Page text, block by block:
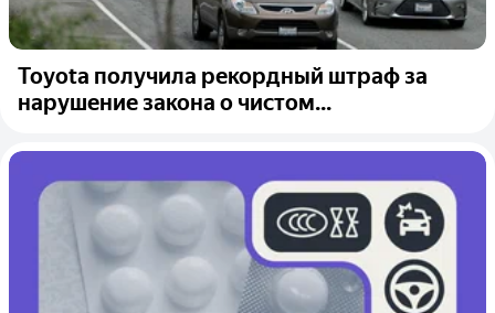
Toyota получила рекордный штраф за
нарушение закона о чистом...